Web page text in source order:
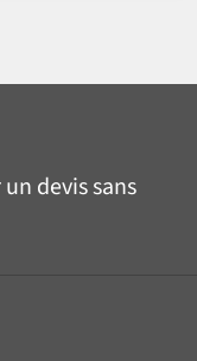
devis sans